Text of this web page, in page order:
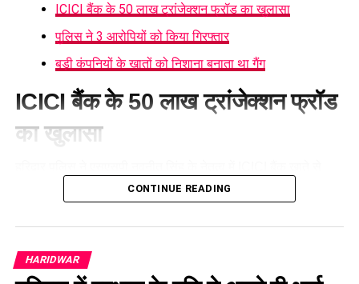
ICICI बैंक के 50 लाख ट्रांजेक्शन फ्रॉड का खुलासा
पुलिस ने 3 आरोपियों को किया गिरफ्तार
बड़ी कंपनियों के खातों को निशाना बनाता था गैंग
ICICI बैंक के 50 लाख ट्रांजेक्शन फ्रॉड
का खुलासा
करीब 50 लाख रुपये की संदिग्ध निकासी के मामले का खुलासा करते हुए
एक महिला समेत तीन आरोपियों को गिरफ्तार किया है। बैंक मैनेजर की
शिकायत पर दर्ज मुकदमे की जांच में पुलिस ने भगवानपुर क्षेत्र में छापेमारी
CONTINUE READING
HARIDWAR